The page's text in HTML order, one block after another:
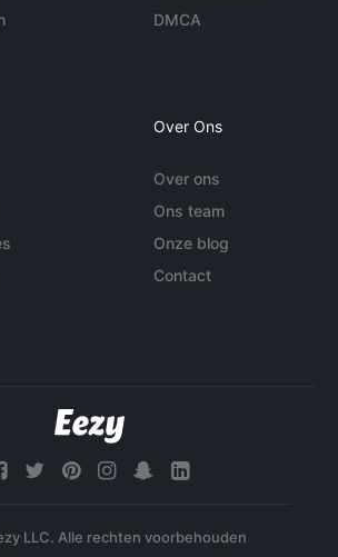
DMCA
Over Ons
Over ons
Ons team
Onze blog
Contact
LLC. Alle rechten voorbehouden